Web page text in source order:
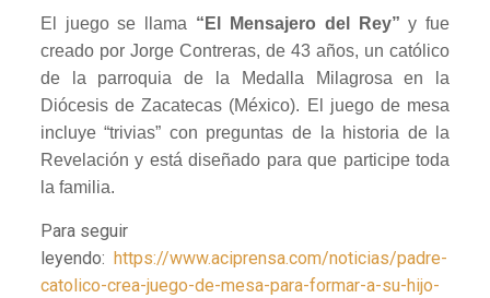
El juego se llama “El Mensajero del Rey” y fue
creado por Jorge Contreras, de 43 años, un católico
de la parroquia de la Medalla Milagrosa en la
Diócesis de Zacatecas (México). El juego de mesa
incluye “trivias” con preguntas de la historia de la
Revelación y está diseñado para que participe toda
la familia.
Para seguir
leyendo: https://www.aciprensa.com/noticias/padre-
catolico-crea-juego-de-mesa-para-formar-a-su-hijo-